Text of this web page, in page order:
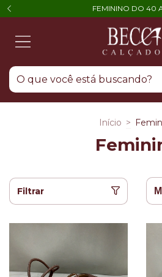
FEMININO DO 40
Início >
Filtrar